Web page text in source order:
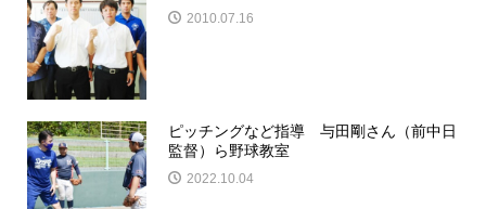
2010.07.16
ピッチングなど指導 与田剛さん（前中日
監督）ら野球教室
2022.10.04